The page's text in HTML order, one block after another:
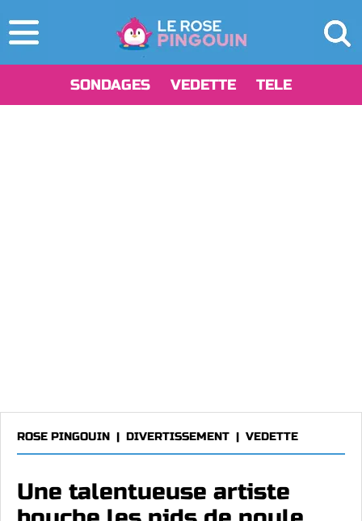
SONDAGES VEDETTE TELE
ROSE PINGOUIN | DIVERTISSEMENT | VEDETTE
Une talentueuse artiste